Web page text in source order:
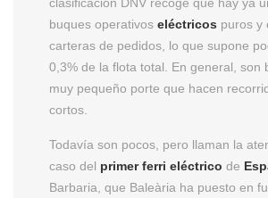
buques operativos eléctricos puros y
carteras de pedidos, lo que supone
0,3% de la flota total. En general, son
muy pequeño porte que hacen
cortos.
Todavía son pocos, pero llaman la
caso del primer ferri eléctrico de
Barbaria, que Baleària ha puesto en